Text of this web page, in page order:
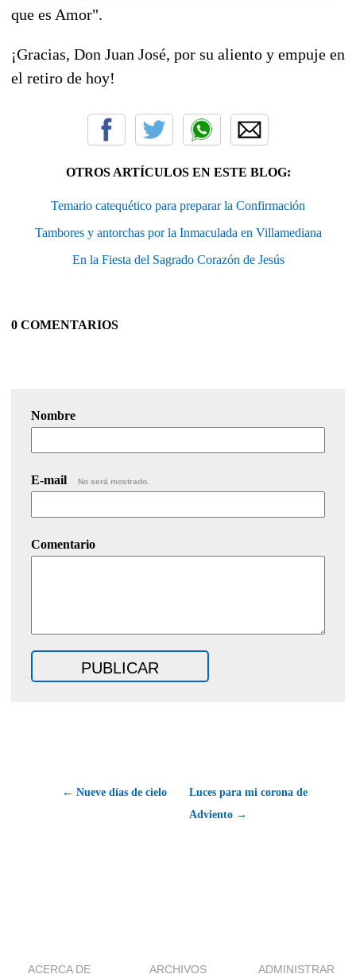
que es Amor".
¡Gracias, Don Juan José, por su aliento y empuje en
el retiro de hoy!
OTROS ARTÍCULOS EN ESTE BLOG:
Temario catequético para preparar la Confirmación
Tambores y antorchas por la Inmaculada en Villamediana
En la Fiesta del Sagrado Corazón de Jesús
0 COMENTARIOS
Nombre
E-mail No será mostrado.
Comentario
← Nueve días de cielo
Luces para mi corona de
Adviento →
ACERCA DE ARCHIVOS ADMINISTRAR